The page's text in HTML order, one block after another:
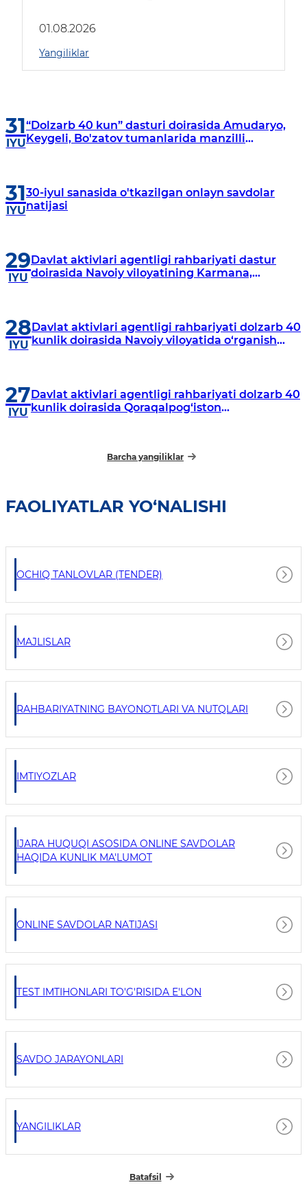
borildi
01.08.2026
Yangiliklar
31
IYU
“Dolzarb 40 kun” dasturi doirasida Amudaryo,
Keygeli, Bo'zatov tumanlarida manzilli
31
IYU
30-iyul sanasida o'tkazilgan onlayn savdolar
natijasi
29
IYU
Davlat aktivlari agentligi rahbariyati dastur
doirasida Navoiy viloyatining Karmana,
28
IYU
Davlat aktivlari agentligi rahbariyati dolzarb 40
kunlik doirasida Navoiy viloyatida o‘rganish
27
IYU
Davlat aktivlari agentligi rahbariyati dolzarb 40
kunlik doirasida Qoraqalpog‘iston
Barcha yangiliklar
FAOLIYATLAR YO‘NALISHI
OCHIQ TANLOVLAR (TENDER)
MAJLISLAR
RAHBARIYATNING BAYONOTLARI VA NUTQLARI
IMTIYOZLAR
IJARA HUQUQI ASOSIDA ONLINE SAVDOLAR
HAQIDA KUNLIK MA'LUMOT
ONLINE SAVDOLAR NATIJASI
TEST IMTIHONLARI TO'G'RISIDA E'LON
SAVDO JARAYONLARI
YANGILIKLAR
Batafsil